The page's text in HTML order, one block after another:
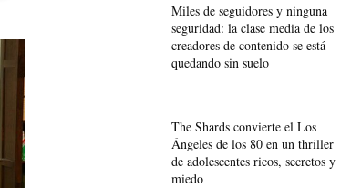
Miles de seguidores y ninguna
seguridad: la clase media de los
creadores de contenido se está
quedando sin suelo
The Shards convierte el Los
Ángeles de los 80 en un thriller
de adolescentes ricos, secretos y
miedo